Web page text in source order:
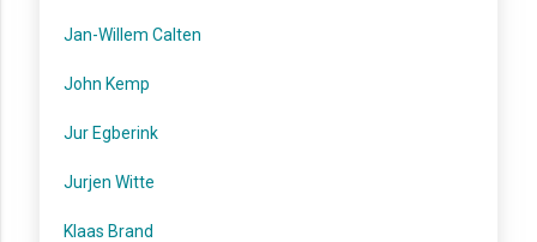
Jan-Willem Calten
John Kemp
Jur Egberink
Jurjen Witte
Klaas Brand